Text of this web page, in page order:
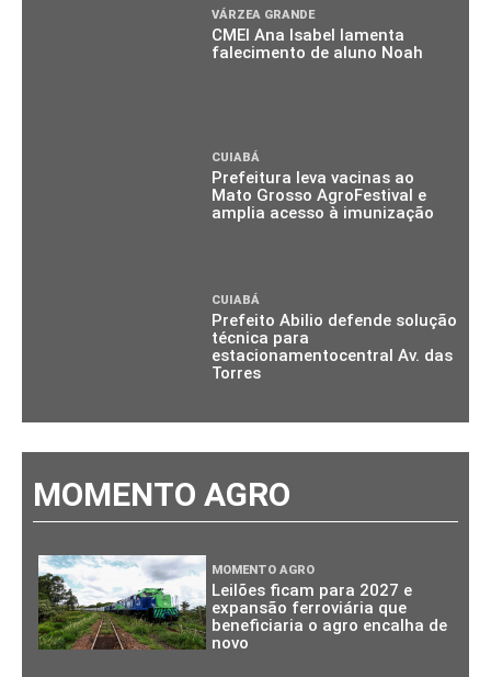
VÁRZEA GRANDE
CMEI Ana Isabel lamenta
falecimento de aluno Noah
CUIABÁ
Prefeitura leva vacinas ao
Mato Grosso AgroFestival e
amplia acesso à imunização
CUIABÁ
Prefeito Abilio defende solução
técnica para
estacionamentocentral Av. das
Torres
MOMENTO AGRO
MOMENTO AGRO
Leilões ficam para 2027 e
expansão ferroviária que
beneficiaria o agro encalha de
novo